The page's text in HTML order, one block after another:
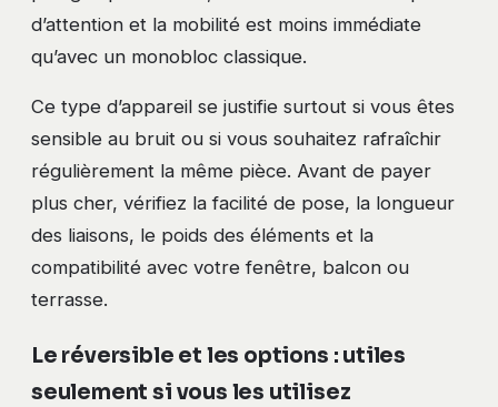
d’attention et la mobilité est moins immédiate
qu’avec un monobloc classique.
Ce type d’appareil se justifie surtout si vous êtes
sensible au bruit ou si vous souhaitez rafraîchir
régulièrement la même pièce. Avant de payer
plus cher, vérifiez la facilité de pose, la longueur
des liaisons, le poids des éléments et la
compatibilité avec votre fenêtre, balcon ou
terrasse.
Le réversible et les options : utiles
seulement si vous les utilisez